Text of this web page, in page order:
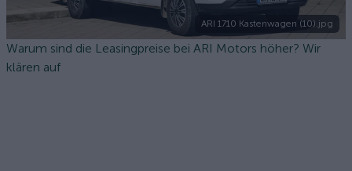
ARI 1710 Kastenwagen (10).jpg
Warum sind die Leasingpreise bei ARI Motors höher? Wir
klären auf